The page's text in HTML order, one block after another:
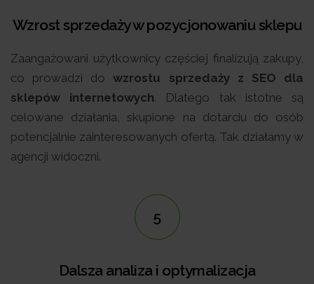
Wzrost sprzedaży w pozycjonowaniu sklepu
Zaangażowani użytkownicy częściej finalizują zakupy,
co prowadzi dowzrostu sprzedaży z SEO dla
sklepów internetowych. Dlatego tak istotne są
celowane działania, skupione na dotarciu do osób
potencjalnie zainteresowanych ofertą. Tak działamy w
agencji widoczni.
5
Dalsza analiza i optymalizacja